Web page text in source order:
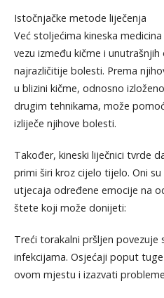
Istočnjačke metode liječenja
Već stoljećima kineska
vezu između kičme i unutrašnjih
najrazličitije bolesti. Prema
u blizini kičme, odnosno
drugim tehnikama, može
izliječe njihove bolesti.
Također, kineski liječnici tvrde
primi širi kroz cijelo tijelo. Oni
utjecaja određene emocije na
štete koji može donijeti:
Treći torakalni pršljen povezuje
infekcijama. Osjećaji poput
ovom mjestu i izazvati